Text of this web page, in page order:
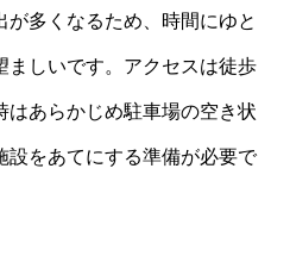
多くなるため、時間にゆと
ましいです。アクセスは徒歩
はあらかじめ駐車場の空き状
設をあてにする準備が必要で